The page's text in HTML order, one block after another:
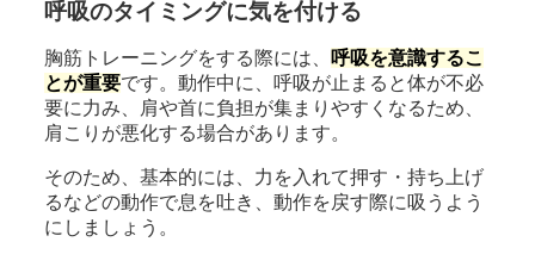
呼吸のタイミングに気を付ける
胸筋トレーニングをする際には、 呼吸を意識するこ
とが重要です。動作中に、呼吸が止まると体が不必
要に力み、肩や首に負担が集まりやすくなるため、
肩こりが悪化する場合があります。
そのため、基本的には、力を入れて押す・持ち上げ
るなどの動作で息を吐き、動作を戻す際に吸うよう
にしましょう。